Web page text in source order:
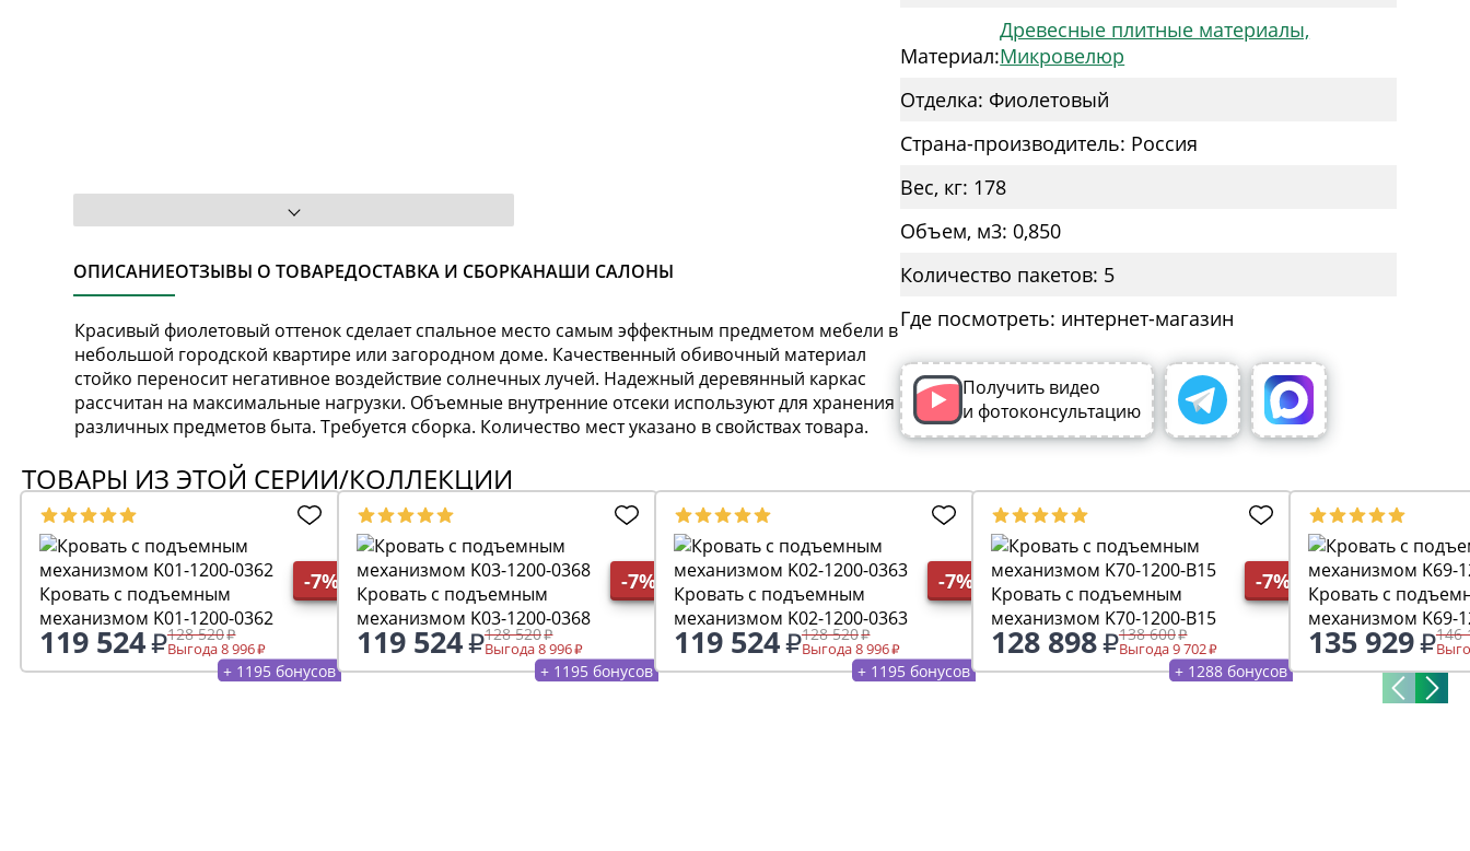
ОПИСАНИЕОТЗЫВЫ О ТОВАРЕДОСТАВКА И СБОРКАНАШИ САЛОНЫ
Красивый фиолетовый оттенок сделает спальное место самым эффектным предметом мебели в
небольшой городской квартире или загородном доме. Качественный обивочный материал
стойко переносит негативное воздействие солнечных лучей. Надежный деревянный каркас
рассчитан на максимальные нагрузки. Объемные внутренние отсеки используют для хранения
различных предметов быта. Требуется сборка. Количество мест указано в свойствах товара.
Материал:
Древесные плитные материалы,
Микровелюр
Отделка: Фиолетовый
Страна-производитель: Россия
Вес, кг: 178
Объем, м3: 0,850
Количество пакетов: 5
Где посмотреть: интернет-магазин
Получить видео
и фотоконсультацию
ТОВАРЫ ИЗ ЭТОЙ СЕРИИ/КОЛЛЕКЦИИ
-7%
Кровать с подъемным
механизмом K01-1200-0362
119 524 128 520
Выгода 8 996
+ 1195 бонусов
-7%
Кровать с подъемным
механизмом K03-1200-0368
119 524 128 520
Выгода 8 996
+ 1195 бонусов
-7%
Кровать с подъемным
механизмом K02-1200-0363
119 524 128 520
Выгода 8 996
+ 1195 бонусов
-7%
Кровать с подъемным
механизмом K70-1200-B15
128 898 138 600
Выгода 9 702
+ 1288 бонусов
Кровать с
механизмом K69-
135 929 146